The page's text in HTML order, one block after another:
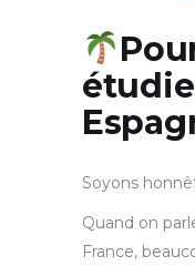
Soyons
Quand on
France,